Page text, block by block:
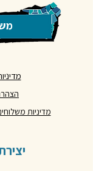
מדיניות